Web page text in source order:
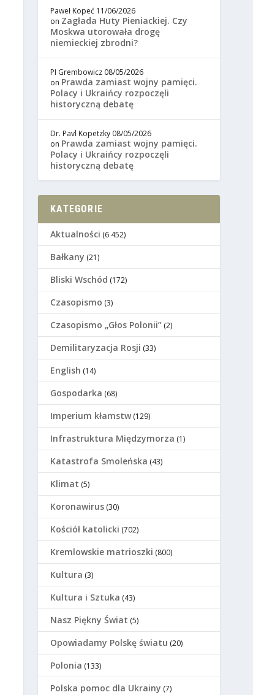
Paweł Kopeć 11/06/2026
on Zagłada Huty Pieniackiej. Czy
Moskwa utorowała drogę
niemieckiej zbrodni?
PI Grembowicz 08/05/2026
on Prawda zamiast wojny pamięci.
Polacy i Ukraińcy rozpoczęli
historyczną debatę
Dr. Pavl Kopetzky 08/05/2026
on Prawda zamiast wojny pamięci.
Polacy i Ukraińcy rozpoczęli
historyczną debatę
KATEGORIE
Aktualności (6 452)
Bałkany (21)
Bliski Wschód (172)
Czasopismo (3)
Czasopismo „Głos Polonii” (2)
Demilitaryzacja Rosji (33)
English (14)
Gospodarka (68)
Imperium kłamstw (129)
Infrastruktura Międzymorza (1)
Katastrofa Smoleńska (43)
Klimat (5)
Koronawirus (30)
Kościół katolicki (702)
Kremlowskie matrioszki (800)
Kultura (3)
Kultura i Sztuka (43)
Nasz Piękny Świat (5)
Opowiadamy Polskę światu (20)
Polonia (133)
Polska pomoc dla Ukrainy (7)